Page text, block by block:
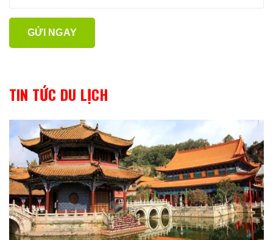
GỬI NGAY
TIN TỨC DU LỊCH